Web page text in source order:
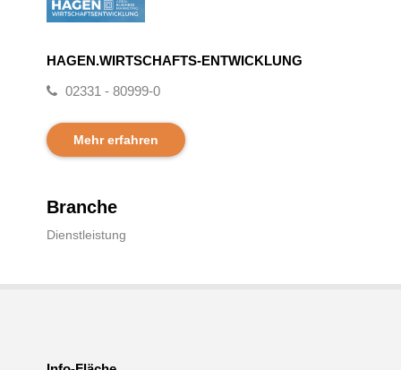
HAGEN.WIRTSCHAFTS-ENTWICKLUNG
02331 - 80999-0
Mehr erfahren
Branche
Dienstleistung